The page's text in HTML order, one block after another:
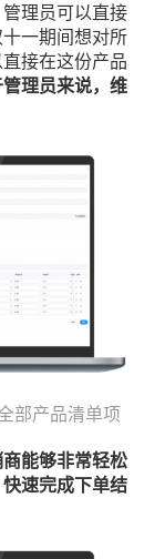
理员可以直接
一期间想对所
接在这份产品
理员来说，维
部产品清单项
能够非常轻松
速完成下单结